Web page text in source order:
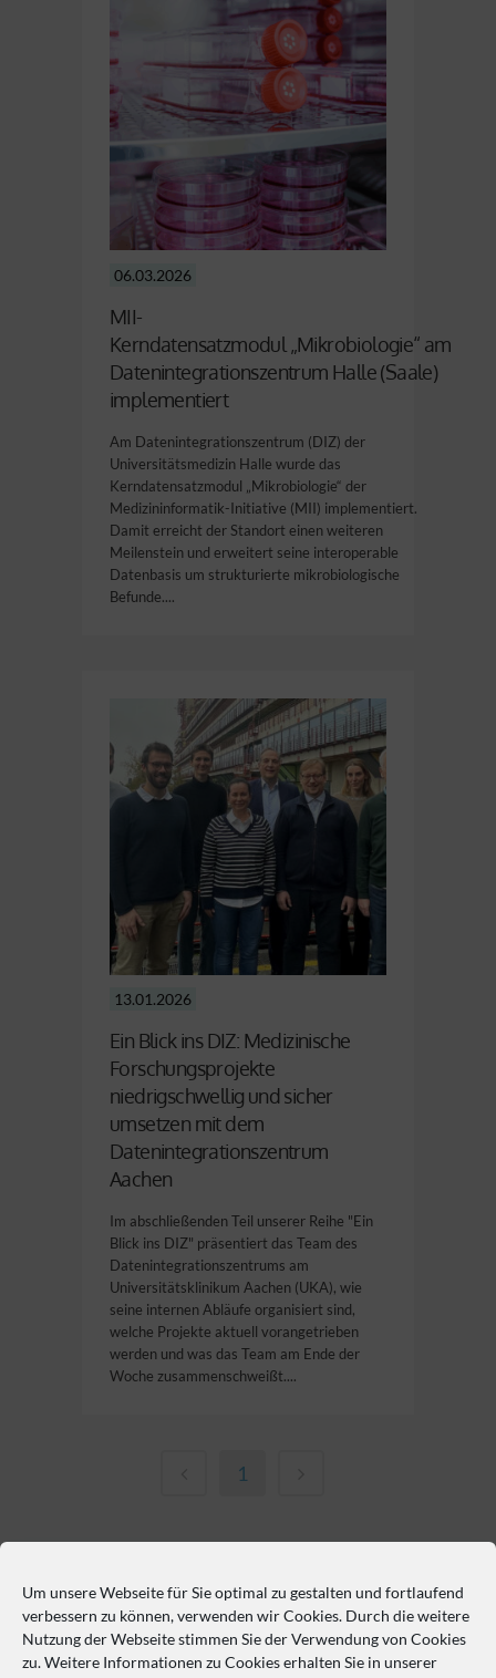
Um unsere Webseite für Sie optimal zu gestalten und fortlaufend
verbessern zu können, verwenden wir Cookies. Durch die weitere
Nutzung der Webseite stimmen Sie der Verwendung von Cookies
zu. Weitere Informationen zu Cookies erhalten Sie in unserer
06.03.2026
MII-
Kerndatensatzmodul „Mikrobiologie“ am
Datenintegrationszentrum Halle (Saale)
implementiert
Am Datenintegrationszentrum (DIZ) der
Universitätsmedizin Halle wurde das
Kerndatensatzmodul „Mikrobiologie“ der
Medizininformatik-Initiative (MII) implementiert.
Damit erreicht der Standort einen weiteren
Meilenstein und erweitert seine interoperable
Datenbasis um strukturierte mikrobiologische
Befunde....
13.01.2026
Ein Blick ins DIZ: Medizinische
Forschungsprojekte
niedrigschwellig und sicher
umsetzen mit dem
Datenintegrationszentrum
Aachen
Im abschließenden Teil unserer Reihe "Ein
Blick ins DIZ" präsentiert das Team des
Datenintegrationszentrums am
Universitätsklinikum Aachen (UKA), wie
seine internen Abläufe organisiert sind,
welche Projekte aktuell vorangetrieben
werden und was das Team am Ende der
Woche zusammenschweißt....
1
So erreichen Sie uns
Philipp-Rosenthal-Straße 27, 04103 Leipzig